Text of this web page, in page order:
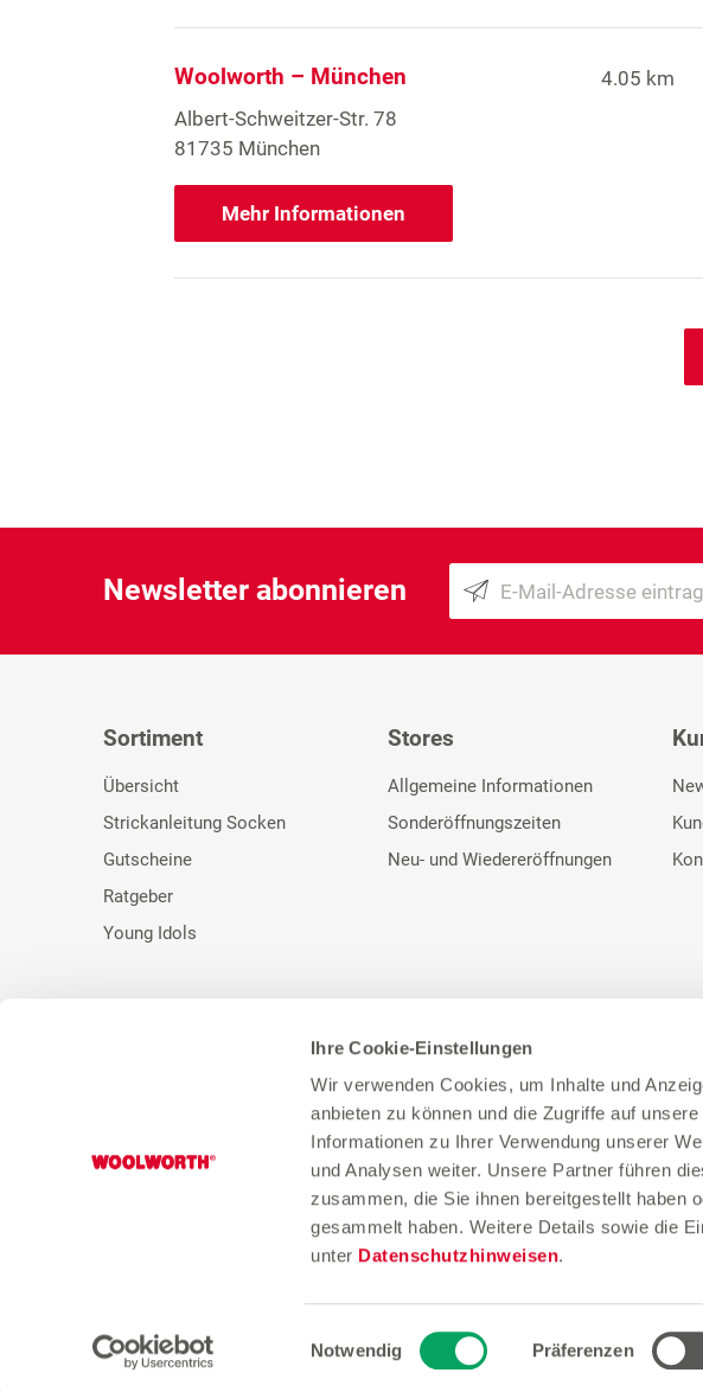
Ihre Cookie-Einstellungen
Wir verwenden Cookies, um Inhalte und
anbieten zu können und die Zugriffe auf
Informationen zu Ihrer Verwendung unserer
und Analysen weiter. Unsere Partner führen
zusammen, die Sie ihnen bereitgestellt haben
gesammelt haben. Weitere Details sowie die
unter Datenschutzhinweisen.
Einwilligungsauswahl
Notwendig Präferenzen
Woolworth – München
Albert-Schweitzer-Str. 78
81735 München
Mehr Informationen
4.05 km
Newsletter abonnieren
Sortiment
Übersicht
Strickanleitung Socken
Gutscheine
Ratgeber
Young Idols
Stores
Allgemeine Informationen
Sonderöffnungszeiten
Neu- und Wiedereröffnungen